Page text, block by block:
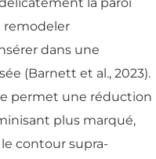
remodeler
dans une
(Barnett et al., 2023).
permet une réduction
plus marqué,
contour supra-